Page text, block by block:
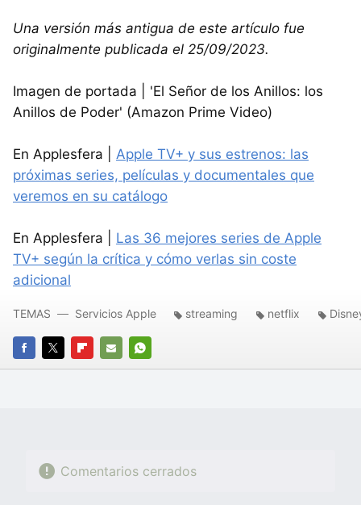
Una versión más antigua de este artículo fue
originalmente publicada el 25/09/2023.
Imagen de portada | 'El Señor de los Anillos: los
Anillos de Poder' (Amazon Prime Video)
En Applesfera | Apple TV+ y sus estrenos: las
próximas series, películas y documentales que
veremos en su catálogo
En Applesfera | Las 36 mejores series de Apple
TV+ según la crítica y cómo verlas sin coste
adicional
FACEBOOK
TWITTERFLIPBOARD
E-
WHATSAPP
TEMAS Servicios Apple streaming netflix
Comentarios cerrados